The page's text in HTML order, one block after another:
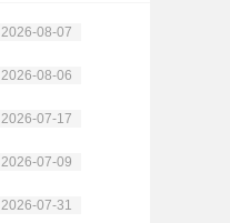
2026-08-07
2026-08-06
2026-07-17
2026-07-09
2026-07-31